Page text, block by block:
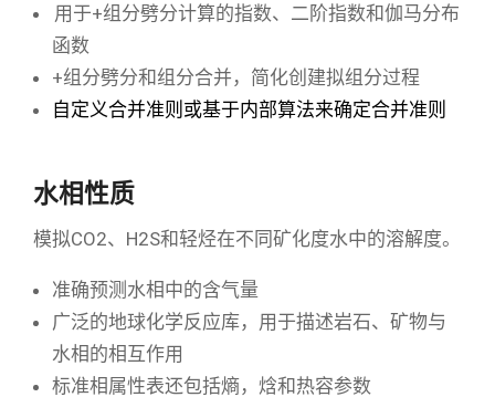
用于+组分劈分计算的指数、二阶指数和伽马分布
函数
+组分劈分和组分合并，简化创建拟组分过程
自定义合并准则或基于内部算法来确定合并准则
水相性质
模拟CO2、H2S和轻烃在不同矿化度水中的溶解度。
准确预测水相中的含气量
广泛的地球化学反应库，用于描述岩石、矿物与
水相的相互作用
标准相属性表还包括熵，焓和热容参数